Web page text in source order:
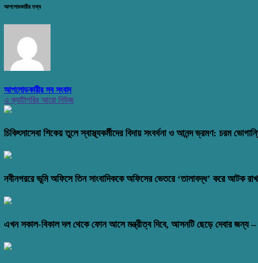
আপলোডকারীর তথ্য
আপলোডকারীর সব সংবাদ
এ ক্যাটাগরির আরো নিউজ
চিকিৎসাসেবা শিকেয় তুলে স্বাস্থ্যকর্মীদের বিদায় সংবর্ধনা ও আনন্দ ভ্রমণ: চরম
নবীনগররে ভূমি অফিসে তিন সাংবাদিককে অফিসের ভেতরে ‘তালাবদ্ধ’ করে আটক
এখন সকাল-বিকাল দল থেকে ফোন আসে মন্ত্রীত্ব দিবে, আসনটি ছেড়ে দেবার জন্য –